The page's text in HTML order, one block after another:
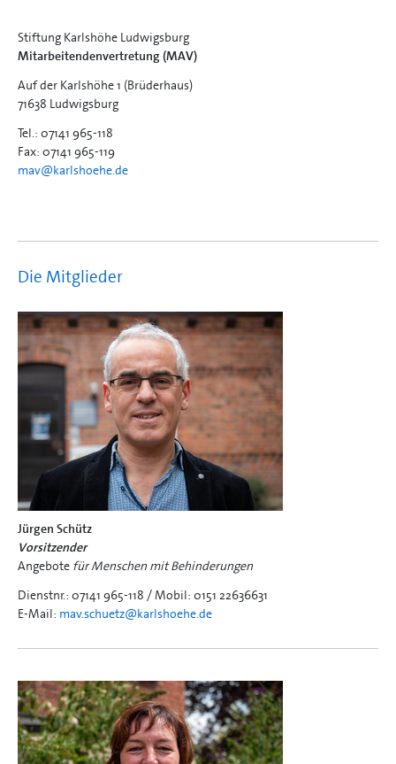
Stiftung Karlshöhe Ludwigsburg
Mitarbeitendenvertretung (MAV)
Auf der Karlshöhe 1 (Brüderhaus)
71638 Ludwigsburg
Tel.: 07141 965-118
Fax: 07141 965-119
mav@karlshoehe.de
Die Mitglieder
Jürgen Schütz
Vorsitzender
Angebote für Menschen mit Behinderungen
Dienstnr.: 07141 965-118 / Mobil: 0151 22636631
E-Mail: mav.schuetz@karlshoehe.de